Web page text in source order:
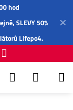
✕
hod
SLEVY 50%
Lifepo4.